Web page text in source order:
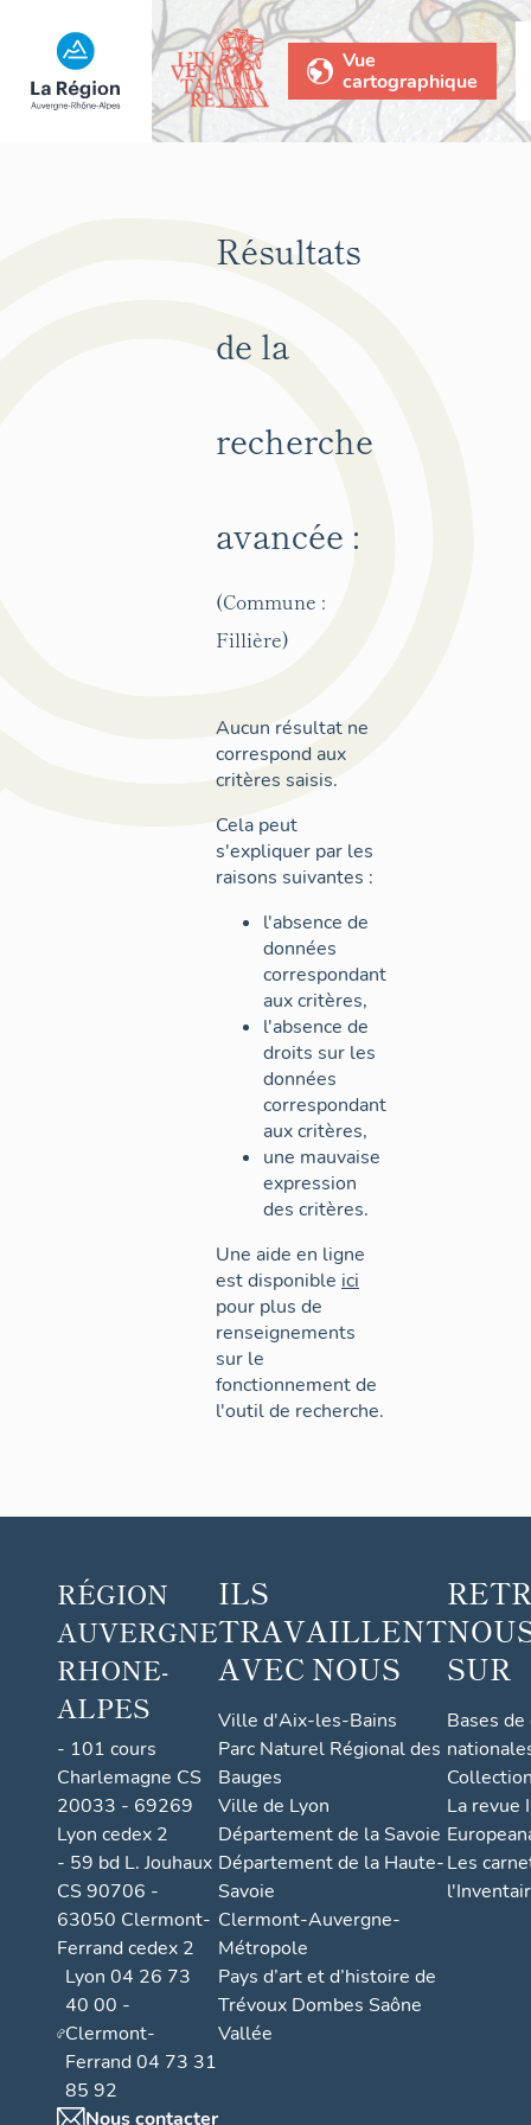
Vue
cartographique
Résultats
de la
recherche
avancée :
(Commune :
Fillière)
Aucun résultat ne
correspond aux
critères saisis.
Cela peut
s'expliquer par les
raisons suivantes :
l'absence de
données
correspondant
aux critères,
l'absence de
droits sur les
données
correspondant
aux critères,
une mauvaise
expression
des critères.
Une aide en ligne
est disponible ici
pour plus de
renseignements
sur le
fonctionnement de
l'outil de recherche.
RÉGION
AUVERGNE
RHONE-
ALPES
- 101 cours
Charlemagne CS
20033 - 69269
Lyon cedex 2
- 59 bd L. Jouhaux
CS 90706 -
63050 Clermont-
Ferrand cedex 2
Lyon 04 26 73
40 00 -
Clermont-
Ferrand 04 73 31
85 92
Nous contacter
ILS
TRAVAILLENT
AVEC NOUS
Ville d'Aix-les-Bains
Parc Naturel Régional des
Bauges
Ville de Lyon
Département de la Savoie
Département de la Haute-
Savoie
Clermont-Auvergne-
Métropole
Pays d’art et d’histoire de
Trévoux Dombes Saône
Vallée
SUR
Bases
La revue
Les